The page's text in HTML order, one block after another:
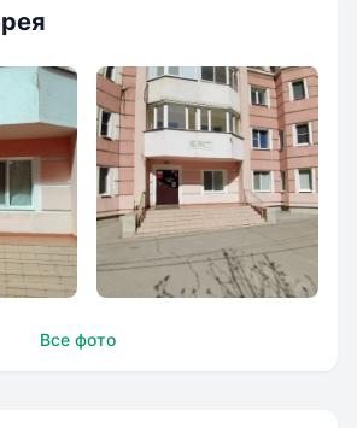
Все фото